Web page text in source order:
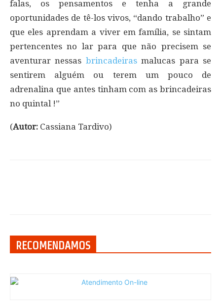
falas, os pensamentos e tenha a grande
oportunidades de tê-los vivos, “dando trabalho” e
que eles aprendam a viver em família, se sintam
pertencentes no lar para que não precisem se
aventurar nessas brincadeirasmalucas para se
sentirem alguém ou terem um pouco de
adrenalina que antes tinham com as brincadeiras
no quintal !”
(Autor: Cassiana Tardivo)
RECOMENDAMOS